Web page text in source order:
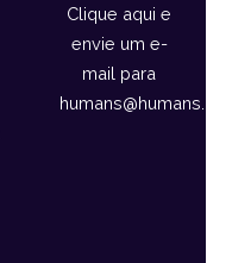
Clique aqui e
envie um e-
mail para